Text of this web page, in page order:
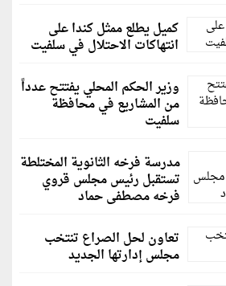
كميل يطلع ممثل كندا على
انتهاكات الاحتلال في سلفيت
وزير الحكم المحلي يفتتح عدداً
من المشاريع في محافظة
سلفيت
مدرسة فرخه الثانوية المختلطة
تستقبل رئيس مجلس قروي
فرخه مصطفى حماد
تعاون لحل الصراع تنتخب
مجلس إدارتها الجديد